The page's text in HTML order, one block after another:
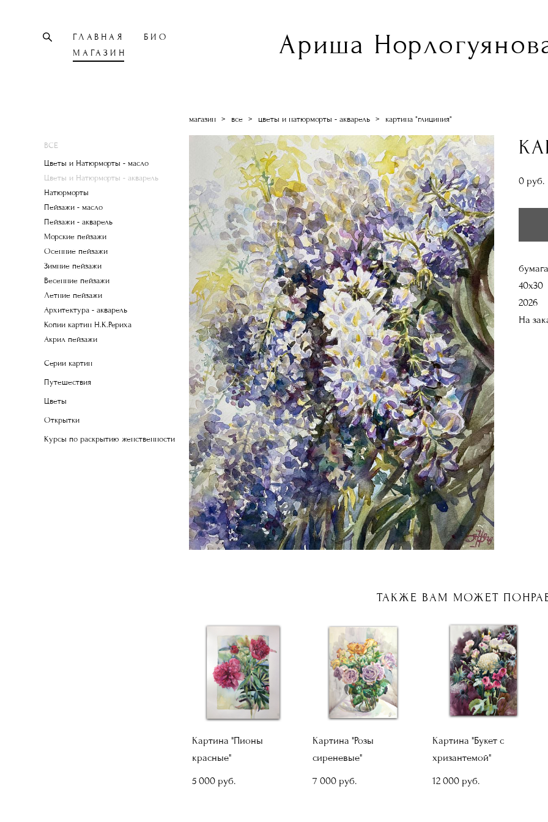
ГЛАВНАЯ
БИО
МАГАЗИН
Ариша
ВСЕ
Цветы и Натюрморты - масло
Цветы и Натюрморты - акварель
Натюрморты
Пейзажи - масло
Пейзажи - акварель
Морские пейзажи
Осенние пейзажи
Зимние пейзажи
Весенние пейзажи
Летние пейзажи
Архитектура - акварель
Копии картин Н.К.Рериха
Акрил пейзажи
Серии картин
Путешествия
Цветы
Открытки
Курсы по раскрытию женственности
магазин > все > цветы и натюрморты - акварель > картина "глициния"
0 pуб.
40х30
2026
На
ТАКЖЕ ВАМ МОЖЕТ
Картина "Пионы
красные"
5 000 pуб.
Картина "Розы
сиреневые"
7 000 pуб.
Картина "Букет с
хризантемой"
12 000 pуб.